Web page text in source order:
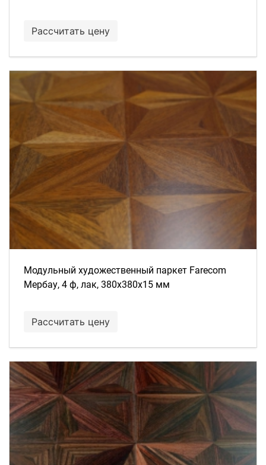
Рассчитать цену
Модульный художественный паркет Farecom
Мербау, 4 ф, лак, 380х380х15 мм
Рассчитать цену